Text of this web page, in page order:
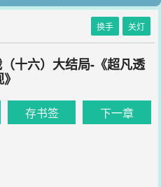
换手 关灯
十六）大结局-《超凡透
存书签 下一章